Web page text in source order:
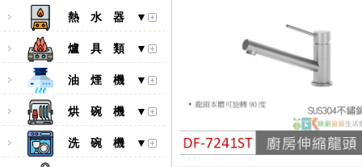
熱 水 器 ▼
爐 具 類 ▼
油 煙 機 ▼
烘 碗 機 ▼
洗 碗 機 ▼